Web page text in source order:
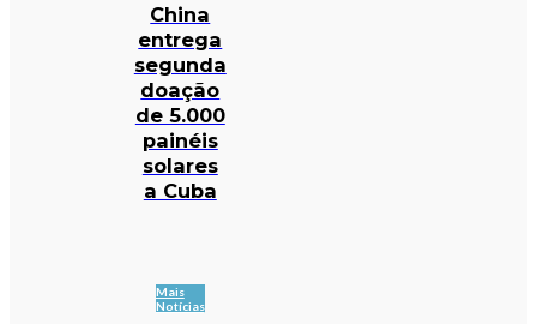
China
entrega
segunda
doação
de 5.000
painéis
solares
a Cuba
Mais
Notícias